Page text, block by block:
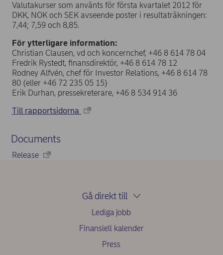
Valutakurser som använts för första kvartalet 2012 för
DKK, NOK och SEK avseende poster i resultaträkningen:
7,44; 7,59 och 8,85.
För ytterligare information:
Christian Clausen, vd och koncernchef, +46 8 614 78 04
Fredrik Rystedt, finansdirektör, +46 8 614 78 12
Rodney Alfvén, chef för Investor Relations, +46 8 614 78
80 (eller +46 72 235 05 15)
Erik Durhan, pressekreterare, +46 8 534 914 36
Till rapportsidorna
Documents
Release
Gå direkt till
Lediga jobb
Finansiell kalender
Press